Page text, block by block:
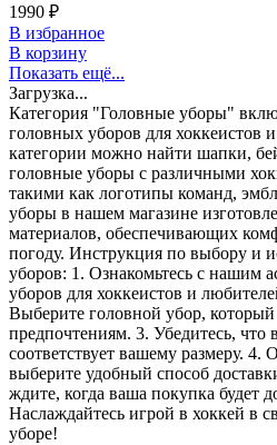
1990 ₽
В избранное
В корзину
Показать ещё...
Загрузка...
Категория "Головные уборы"
головных уборов для хоккеистов
категории можно найти шапки,
головные уборы с различными
такими как логотипы команд,
уборы в нашем магазине
материалов, обеспечивающих
погоду. Инструкция по выбору и
уборов: 1. Ознакомьтесь с нашим
уборов для хоккеистов и
Выберите головной убор, который
предпочтениям. 3. Убедитесь,
соответствует вашему размеру. 4.
выберите удобный способ
ждите, когда ваша покупка будет
Наслаждайтесь игрой в хоккей в
уборе!